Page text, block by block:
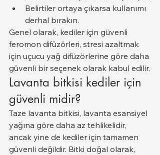
Belirtiler ortaya çıkarsa kullanımı
derhal bırakın.
Genel olarak, kediler için güvenli
feromon difüzörleri, stresi azaltmak
için uçucu yağ difüzörlerine göre daha
güvenli bir seçenek olarak kabul edilir.
Lavanta bitkisi kediler için
güvenli midir?
Taze lavanta bitkisi, lavanta esansiyel
yağına göre daha az tehlikelidir,
ancak yine de kediler için tamamen
güvenli değildir. Bitki doğal olarak,